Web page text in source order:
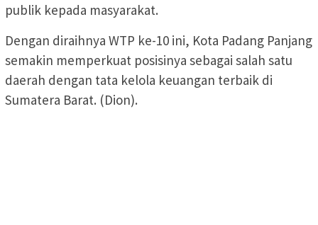
publik kepada masyarakat.
Dengan diraihnya WTP ke-10 ini, Kota Padang Panjang
semakin memperkuat posisinya sebagai salah satu
daerah dengan tata kelola keuangan terbaik di
Sumatera Barat. (Dion).